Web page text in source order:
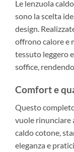
Le lenzuola
sono la scelta
design.
offrono calore e
tessuto leggero
soffice,
Comfort e
Questo
vuole rinunciare
caldo cotone,
eleganza e